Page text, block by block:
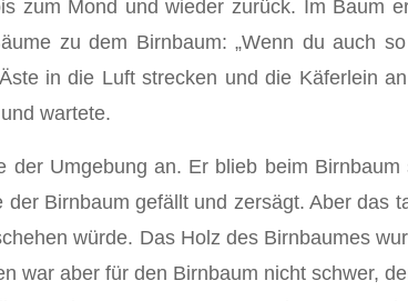
zum Mond und wieder zurück. Im Baum
zu dem Birnbaum: „Wenn du auch
in die Luft strecken und die Käferlein
wartete.
Umgebung an. Er blieb beim
Birnbaum gefällt und zersägt. Aber das
würde. Das Holz des Birnbaumes
war aber für den Birnbaum nicht schwer,